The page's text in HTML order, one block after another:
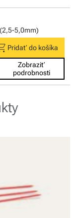
5,0mm)
Pridať do košíka
Zobraziť
podrobnosti